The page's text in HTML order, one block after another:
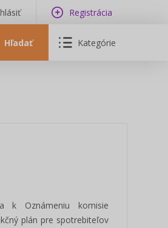
Registrácia
Hľadať Kategórie
k Oznámeniu komisie
plán pre spotrebiteľov